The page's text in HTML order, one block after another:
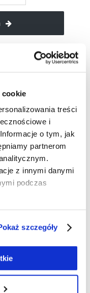
treści
i
o tym, jak
partnerom
z innymi danymi
podczas
szczegóły
odcieniu.
się w
ją z jeansami i
z lnianymi
letniego looku
stylizacji.
tworzeniu
Cię krok po